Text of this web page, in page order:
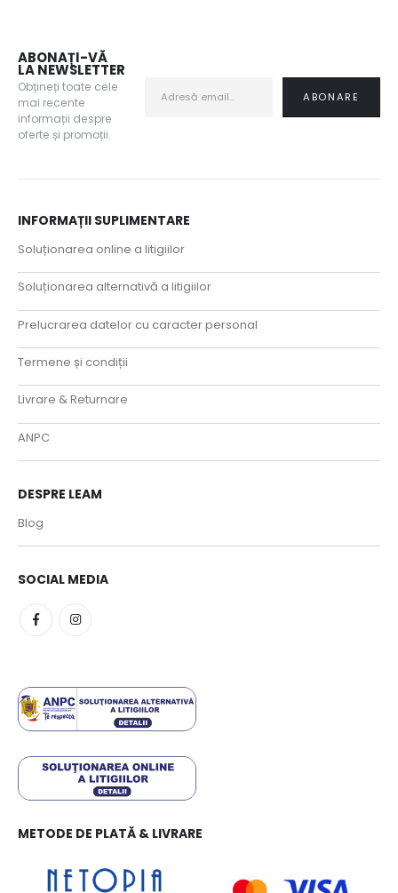
ABONAȚI-VĂ
LA NEWSLETTER
Obțineți toate cele
mai recente
informații despre
oferte și promoții.
INFORMAȚII SUPLIMENTARE
Soluționarea online a litigiilor
Soluționarea alternativă a litigiilor
Prelucrarea datelor cu caracter personal
Termene și condiții
Livrare & Returnare
ANPC
DESPRE LEAM
Blog
SOCIAL MEDIA
METODE DE PLATĂ & LIVRARE